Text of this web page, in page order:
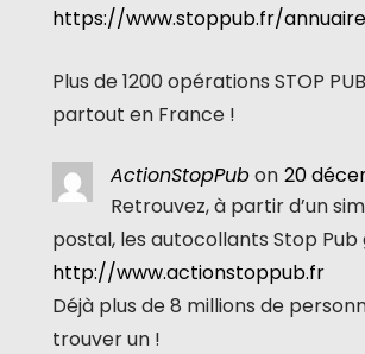
https://www.stoppub.fr/
Plus de 1200 opérations STOP
partout en France !
ActionStopPubon 20
Retrouvez, à partir d’un
postal, les autocollants Stop
http://www.actionstoppub.fr
Déjà plus de 8 millions de
trouver un !